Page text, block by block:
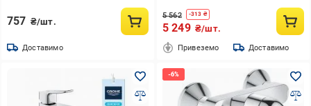
757 ₴/шт.
Доставимо
5 562 -313 ₴
5 249 ₴/шт.
Привеземо Доставимо